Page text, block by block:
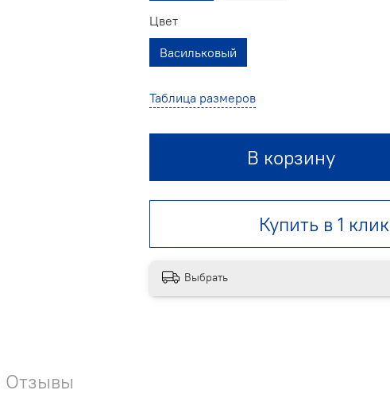
Таблица размеров
В корзину
Купить в 1 клик
Цвет
Васильковый
Выбрать
Отзывы